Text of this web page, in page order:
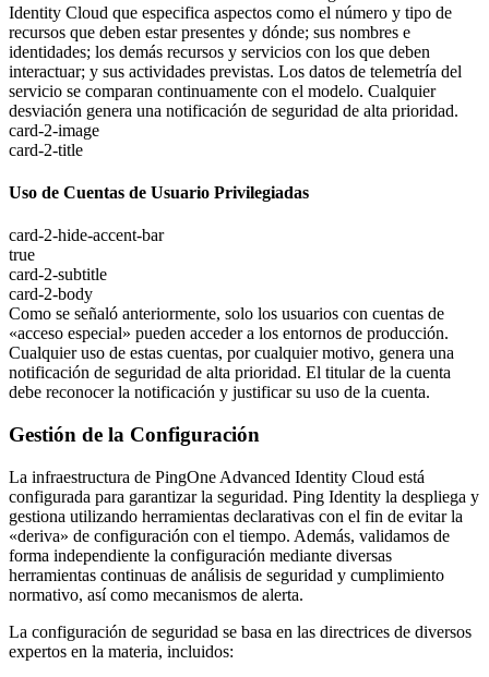
Identity Cloud que especifica aspectos como el número y tipo de
recursos que deben estar presentes y dónde; sus nombres e
identidades; los demás recursos y servicios con los que deben
interactuar; y sus actividades previstas. Los datos de telemetría del
servicio se comparan continuamente con el modelo. Cualquier
desviación genera una notificación de seguridad de alta prioridad.
card-2-image
card-2-title
Uso de Cuentas de Usuario Privilegiadas
card-2-hide-accent-bar
true
card-2-subtitle
card-2-body
Como se señaló anteriormente, solo los usuarios con cuentas de
«acceso especial» pueden acceder a los entornos de producción.
Cualquier uso de estas cuentas, por cualquier motivo, genera una
notificación de seguridad de alta prioridad. El titular de la cuenta
debe reconocer la notificación y justificar su uso de la cuenta.
Gestión de la Configuración
La infraestructura de PingOne Advanced Identity Cloud está
configurada para garantizar la seguridad. Ping Identity la despliega y
gestiona utilizando herramientas declarativas con el fin de evitar la
«deriva» de configuración con el tiempo. Además, validamos de
forma independiente la configuración mediante diversas
herramientas continuas de análisis de seguridad y cumplimiento
normativo, así como mecanismos de alerta.
La configuración de seguridad se basa en las directrices de diversos
expertos en la materia, incluidos: